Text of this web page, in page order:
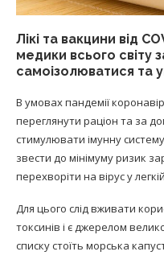
Лікі та вакцини від
медики всього світу
самоізолюватися та
В умовах пандемії
переглянути раціон та за
стимулювати імунну
звести до мінімуму ризик
перехворіти на вірус у
Для цього слід вживати
токсинів і є джерелом
списку стоїть морська